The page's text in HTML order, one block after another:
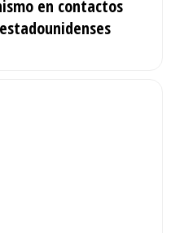
en contactos